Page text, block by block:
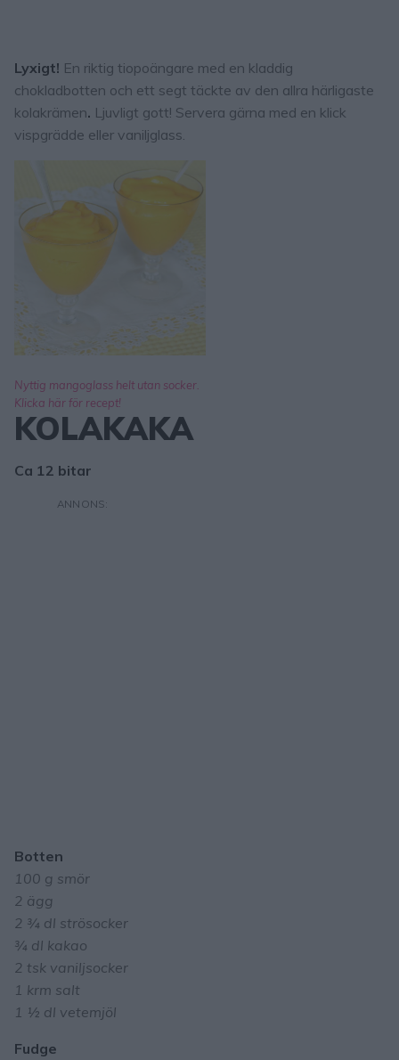
Lyxigt! En riktig tiopoängare med en kladdig
chokladbotten och ett segt täckte av den allra härligaste
kolakrämen. Ljuvligt gott! Servera gärna med en klick
vispgrädde eller vaniljglass.
Nyttig mangoglass helt utan socker.
Klicka här för recept!
KOLAKAKA
Ca 12 bitar
Botten
100 g smör
2 ägg
2 ¾ dl strösocker
¾ dl kakao
2 tsk vaniljsocker
1 krm salt
1 ½ dl vetemjöl
Fudge